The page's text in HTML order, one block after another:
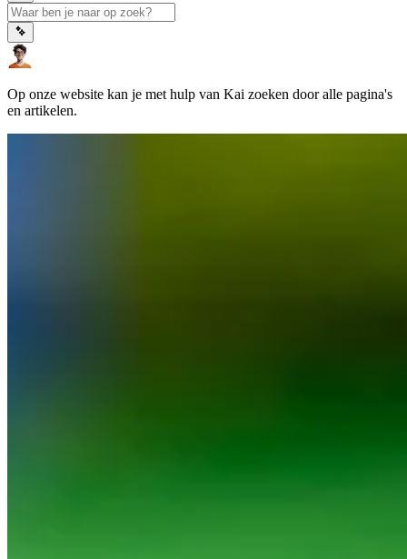
Op onze website kan je met hulp van Kai zoeken door alle pagina's
en artikelen.